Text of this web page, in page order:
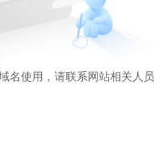
名使用，请联系网站相关人员